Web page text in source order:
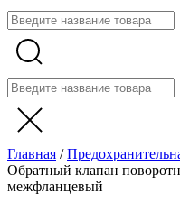
Главная /
Обратный клапан
межфланцевый